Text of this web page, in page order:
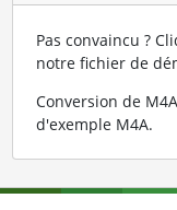
Pas convaincu ?
notre fichier de
Conversion de
d'exemple M4A.